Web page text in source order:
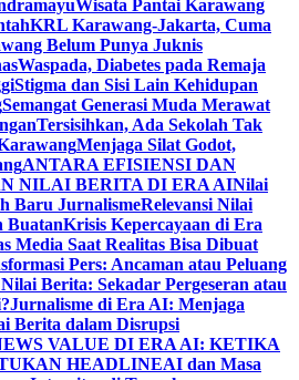
Wisata Pantai Karawang
KRL Karawang-Jakarta, Cuma
Belum Punya Juknis
Waspada, Diabetes pada Remaja
Stigma dan Sisi Lain Kehidupan
Semangat Generasi Muda Merawat
Tersisihkan, Ada Sekolah Tak
Menjaga Silat Godot,
ANTARA EFISIENSI DAN
NILAI BERITA DI ERA AINilai
Baru JurnalismeRelevansi Nilai
BuatanKrisis Kepercayaan di Era
Media Saat Realitas Bisa Dibuat
Pers: Ancaman atau Peluang
Berita: Sekadar Pergeseran atau
Jurnalisme di Era AI: Menjaga
Berita dalam Disrupsi
VALUE DI ERA AI: KETIKA
HEADLINEAI dan Masa